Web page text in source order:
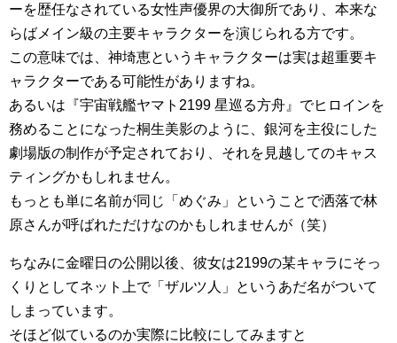
ーを歴任なされている女性声優界の大御所であり、本来な
らばメイン級の主要キャラクターを演じられる方です。
この意味では、神埼恵というキャラクターは実は超重要キ
ャラクターである可能性がありますね。
あるいは『宇宙戦艦ヤマト2199 星巡る方舟』でヒロインを
務めることになった桐生美影のように、銀河を主役にした
劇場版の制作が予定されており、それを見越してのキャス
ティングかもしれません。
もっとも単に名前が同じ「めぐみ」ということで洒落で林
原さんが呼ばれただけなのかもしれませんが（笑）
ちなみに金曜日の公開以後、彼女は2199の某キャラにそっ
くりとしてネット上で「ザルツ人」というあだ名がついて
しまっています。
そほど似ているのか実際に比較にしてみますと